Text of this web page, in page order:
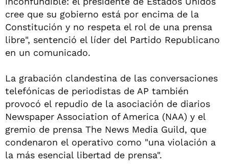
cree que su gobierno está por encima de la
Constitución y no respeta el rol de una prensa
libre", sentenció el líder del Partido Republicano
en un comunicado.
La grabación clandestina de las conversaciones
telefónicas de periodistas de AP también
provocó el repudio de la asociación de diarios
Newspaper Association of America (NAA) y el
gremio de prensa The News Media Guild, que
condenaron el operativo como "una violación a
la más esencial libertad de prensa".